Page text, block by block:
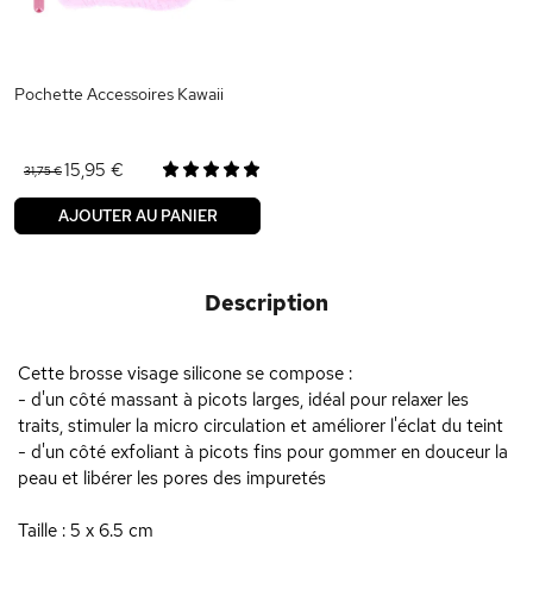
Pochette Accessoires Kawaii
31,75 €15,95 €
AJOUTER AU PANIER
Description
Cette brosse visage silicone se compose :
- d'un côté massant à picots larges, idéal pour relaxer les
traits, stimuler la micro circulation et améliorer l'éclat du teint
- d'un côté exfoliant à picots fins pour gommer en douceur la
peau et libérer les pores des impuretés
Taille : 5 x 6.5 cm